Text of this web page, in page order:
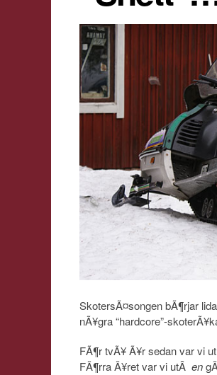
SkotersÃ¤songen bÃ¶rjar
nÃ¥gra “hardcore”-
FÃ¶r tvÃ¥ Ã¥r sedan var vi
FÃ¶rra Ã¥ret var vi utÂ en